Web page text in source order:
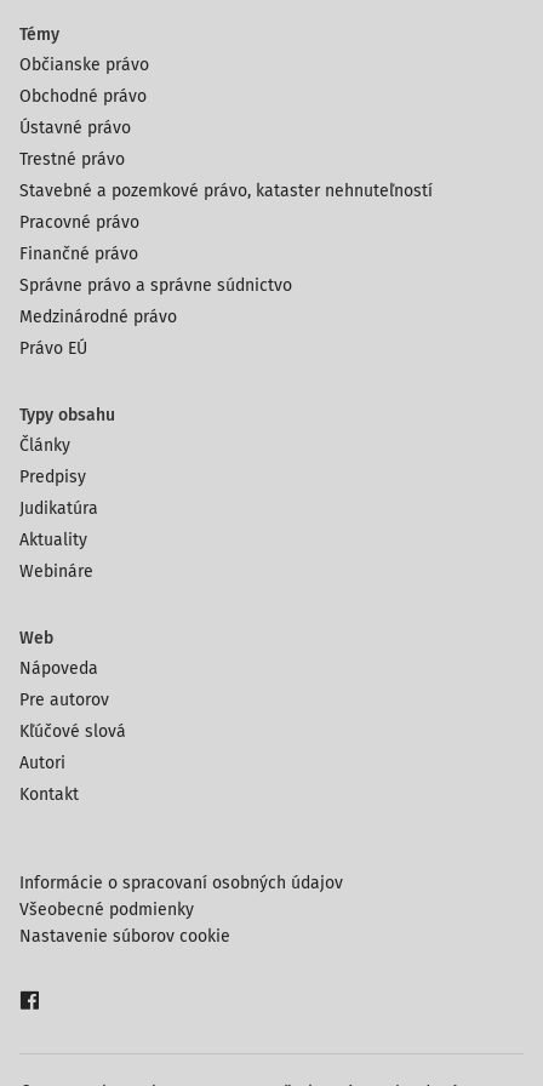
Témy
Občianske právo
Obchodné právo
Ústavné právo
Trestné právo
Stavebné a pozemkové právo, kataster nehnuteľností
Pracovné právo
Finančné právo
Správne právo a správne súdnictvo
Medzinárodné právo
Právo EÚ
Typy obsahu
Články
Predpisy
Judikatúra
Aktuality
Webináre
Web
Nápoveda
Pre autorov
Kľúčové slová
Autori
Kontakt
Informácie o spracovaní osobných údajov
Všeobecné podmienky
Nastavenie súborov cookie